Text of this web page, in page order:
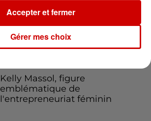
Kelly Massol, figure
emblématique de
l'entrepreneuriat féminin
Gérer mes choix
Accepter et fermer